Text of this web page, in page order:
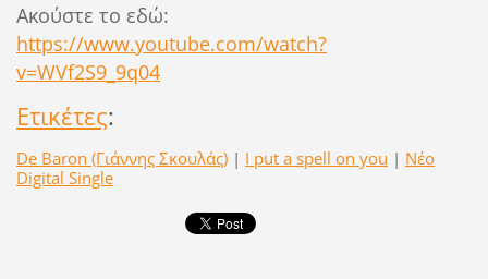
Ακούστε το εδώ:
https://www.youtube.com/watch?
v=WVf2S9_9q04
Ετικέτες:
De Baron (Γιάννης Σκουλάς) | I put a spell on you | Νέο
Digital Single